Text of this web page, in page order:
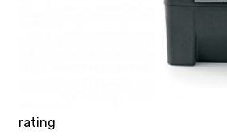
rating